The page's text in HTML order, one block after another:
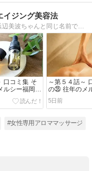
イジング美容法
私は福岡市在住の美波と申します。浜辺美波ちゃんと同じ名前です。アンチエイジング＆美容に並々ならぬ興味があります。でもって女性のアンチエイジング効果についていろいろ探っていきたいと思います。
口コミ集 そ
シー福岡さ
～第５４話～
の㉟ 往年のメ
んHPより
5日前
#女性専用アロママッサージ